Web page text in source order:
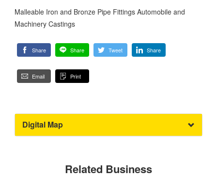
Malleable Iron and Bronze Pipe Fittings Automobile and
Machinery Castings
Share Share Tweet Share
Email Print
Digital Map
Related Business